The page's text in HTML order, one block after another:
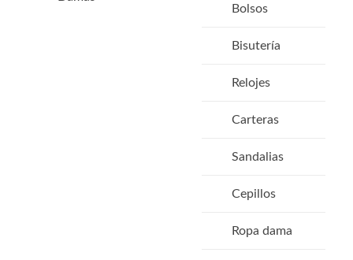
Bolsos
Bisutería
Relojes
Carteras
Sandalias
Cepillos
Ropa dama